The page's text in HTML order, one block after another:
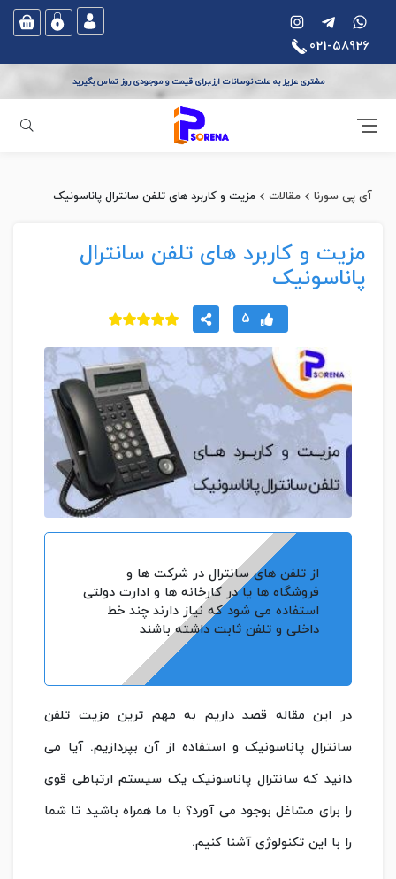
021-58926
مشتری عزیز به علت نوسانات ارز،برای قیمت و موجودی روز تماس بگیرید
جستجو
آی پی سورنا مقالات مزیت و کاربرد های تلفن سانترال پاناسونیک
مزیت و کاربرد های تلفن سانترال
پاناسونیک
از تلفن های سانترال در شرکت ها و
فروشگاه ها یا در کارخانه ها و ادارت دولتی
استفاده می شود که نیاز دارند چند خط
داخلی و تلفن ثابت داشته باشند
در این مقاله قصد داریم به مهم ترین مزیت تلفن
سانترال پاناسونیک و استفاده از آن بپردازیم. آیا می
دانید که سانترال پاناسونیک یک سیستم ارتباطی قوی
را برای مشاغل بوجود می آورد؟ با ما همراه باشید تا شما
را با این تکنولوژی آشنا کنیم.